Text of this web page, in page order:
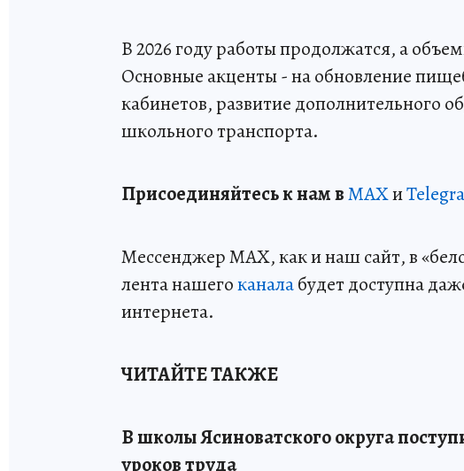
В 2026 году работы продолжатся, а
Основные акценты - на обновление
кабинетов, развитие дополнительного
школьного транспорта.
Присоединяйтесь к нам вMAXи
Мессенджер MAX, как и наш сайт, в
лента нашегоканалабудет доступна
интернета.
ЧИТАЙТЕ ТАКЖЕ
В школы Ясиноватского округа
уроков труда